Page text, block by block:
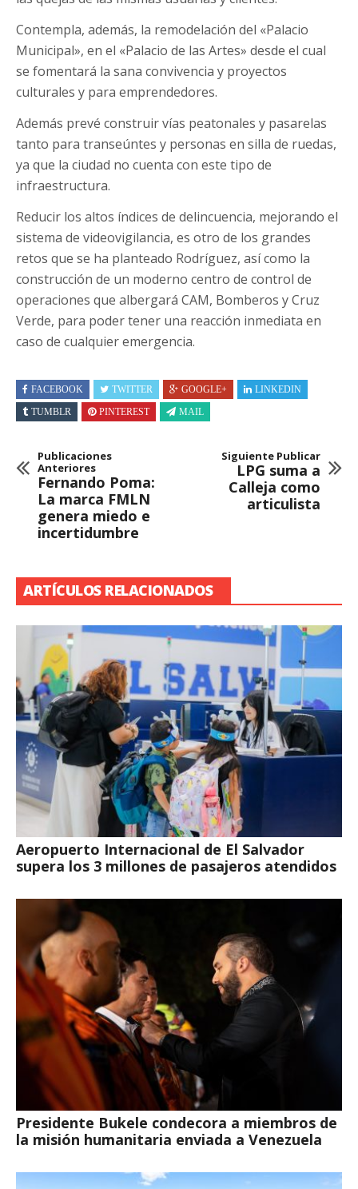
Contempla, además, la remodelación del «Palacio
Municipal», en el «Palacio de las Artes» desde el cual
se fomentará la sana convivencia y proyectos
culturales y para emprendedores.
Además prevé construir vías peatonales y pasarelas
tanto para transeúntes y personas en silla de ruedas,
ya que la ciudad no cuenta con este tipo de
infraestructura.
Reducir los altos índices de delincuencia, mejorando el
sistema de videovigilancia, es otro de los grandes
retos que se ha planteado Rodríguez, así como la
construcción de un moderno centro de control de
operaciones que albergará CAM, Bomberos y Cruz
Verde, para poder tener una reacción inmediata en
caso de cualquier emergencia.
FACEBOOK TWITTER GOOGLE+
LINKEDIN
TUMBLR
PINTEREST MAIL
Publicaciones
Anteriores
Fernando Poma:
La marca FMLN
genera miedo e
incertidumbre
Siguiente Publicar
LPG suma a
Calleja como
articulista
ARTÍCULOS RELACIONADOS
Aeropuerto Internacional de El Salvador
supera los 3 millones de pasajeros atendidos
Presidente Bukele condecora a miembros de
la misión humanitaria enviada a Venezuela